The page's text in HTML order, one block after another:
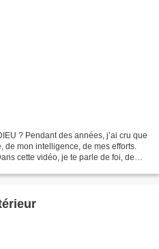
? Pendant des années, j’ai cru que
mon intelligence, de mes efforts.
cette vidéo, je te parle de foi, de